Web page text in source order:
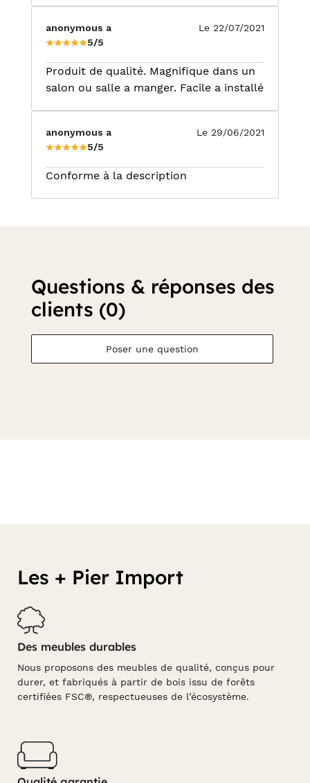
anonymous a
5/5
Le 22/07/2021
Produit de qualité. Magnifique dans un
salon ou salle a manger. Facile a installé
anonymous a
5/5
Le 29/06/2021
Conforme à la description
Questions & réponses des
clients (0)
Poser une question
Les + Pier Import
Des meubles durables
Nous proposons des meubles de qualité, conçus pour
durer, et fabriqués à partir de bois issu de forêts
certifiées FSC®, respectueuses de l’écosystème.